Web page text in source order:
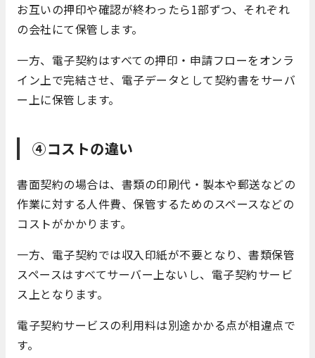
お互いの押印や確認が終わったら1部ずつ、それぞれ
の会社にて保管します。
一方、電子契約はすべての押印・申請フローをオンラ
イン上で完結させ、電子データとして契約書をサーバ
ー上に保管します。
④コストの違い
書面契約の場合は、書類の印刷代・製本や郵送などの
作業に対する人件費、保管するためのスペースなどの
コストがかかります。
一方、電子契約では収入印紙が不要となり、書類保管
スペースはすべてサーバー上ないし、電子契約サービ
ス上となります。
電子契約サービスの利用料は別途かかる点が相違点で
す。